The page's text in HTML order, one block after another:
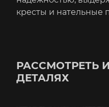
кресты и нательные
РАССМОТРЕТЬ
ДЕТАЛЯХ